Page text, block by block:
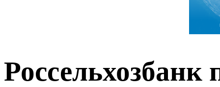
Россельхозбанк